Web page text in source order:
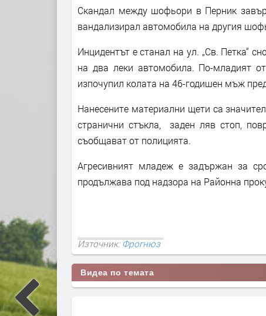
Скандал между шофьори в Перник
вандализирал автомобила на другия
Инцидентът е станал на ул. „Св. Петка“
на два леки автомобила. По-младият
изпочупил колата на 46-годишен мъж
Нанесените материални щети са
странични стъкла, заден ляв стоп,
съобщават от полицията.
Агресивният младеж е задържан за
продължава под надзора на Районна
Източник:Фрогнюз
Видеа по темата